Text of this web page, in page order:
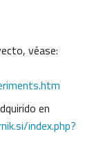
véase:
en
index.php?